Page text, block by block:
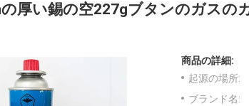
の厚い錫の空227gブタンのガスの
商品の詳細:
起源の場所:
ブランド名: